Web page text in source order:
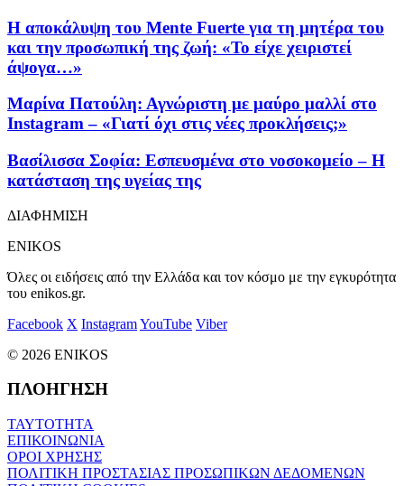
Η αποκάλυψη του Mente Fuerte για τη μητέρα του
και την προσωπική της ζωή: «Το είχε χειριστεί
άψογα…»
Μαρίνα Πατούλη: Αγνώριστη με μαύρο μαλλί στο
Instagram – «Γιατί όχι στις νέες προκλήσεις;»
Βασίλισσα Σοφία: Εσπευσμένα στο νοσοκομείο – Η
κατάσταση της υγείας της
ΔΙΑΦΗΜΙΣΗ
ENIKOS
Όλες οι ειδήσεις από την Ελλάδα και τον κόσμο με την εγκυρότητα
του enikos.gr.
Facebook X InstagramYouTube Viber
© 2026 ENIKOS
ΠΛΟΗΓΗΣΗ
ΤΑΥΤΟΤΗΤΑ
ΕΠΙΚΟΙΝΩΝΙΑ
ΟΡΟΙ ΧΡΗΣΗΣ
ΠΟΛΙΤΙΚΗ ΠΡΟΣΤΑΣΙΑΣ ΠΡΟΣΩΠΙΚΩΝ ΔΕΔΟΜΕΝΩΝ